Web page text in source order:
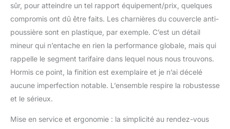
seulement 0,07 %.
Plinthe MDF haute
masse avec finition bois
véritable : cette superbe
enceinte est équipée
d’un plateau acrylique
très précis et de pieds
réglables pour une
isolation optimale contre
non inclus).
sûr, pour atteindre un tel rapport équipement/prix, quelques
compromis ont dû être faits. Les charnières du couvercle anti-
poussière sont en plastique, par exemple. C’est un détail
mineur qui n’entache en rien la performance globale, mais qui
rappelle le segment tarifaire dans lequel nous nous trouvons.
Hormis ce point, la finition est exemplaire et je n’ai décelé
aucune imperfection notable. L’ensemble respire la robustesse
et le sérieux.
Mise en service et ergonomie : la simplicité au rendez-vous